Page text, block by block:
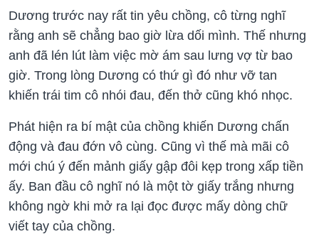
Dương trước nay rất tin yêu chồng, cô từng nghĩ
rằng anh sẽ chẳng bao giờ lừa dối mình. Thế nhưng
anh đã lén lút làm việc mờ ám sau lưng vợ từ bao
giờ. Trong lòng Dương có thứ gì đó như vỡ tan
khiến trái tim cô nhói đau, đến thở cũng khó nhọc.
Phát hiện ra bí mật của chồng khiến Dương chấn
động và đau đớn vô cùng. Cũng vì thế mà mãi cô
mới chú ý đến mảnh giấy gập đôi kẹp trong xấp tiền
ấy. Ban đầu cô nghĩ nó là một tờ giấy trắng nhưng
không ngờ khi mở ra lại đọc được mấy dòng chữ
viết tay của chồng.